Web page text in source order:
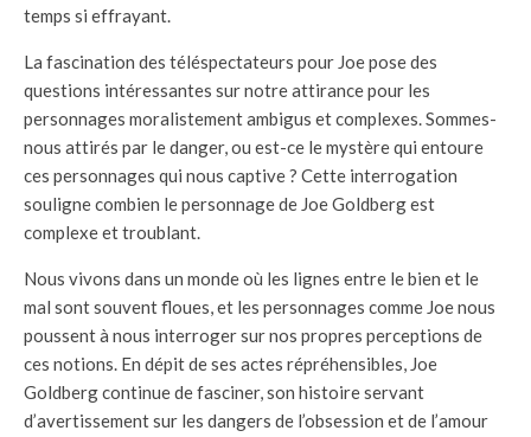
temps si effrayant.
La fascination des téléspectateurs pour Joe pose des
questions intéressantes sur notre attirance pour les
personnages moralistement ambigus et complexes. Sommes-
nous attirés par le danger, ou est-ce le mystère qui entoure
ces personnages qui nous captive ? Cette interrogation
souligne combien le personnage de Joe Goldberg est
complexe et troublant.
Nous vivons dans un monde où les lignes entre le bien et le
mal sont souvent floues, et les personnages comme Joe nous
poussent à nous interroger sur nos propres perceptions de
ces notions. En dépit de ses actes répréhensibles, Joe
Goldberg continue de fasciner, son histoire servant
d’avertissement sur les dangers de l’obsession et de l’amour